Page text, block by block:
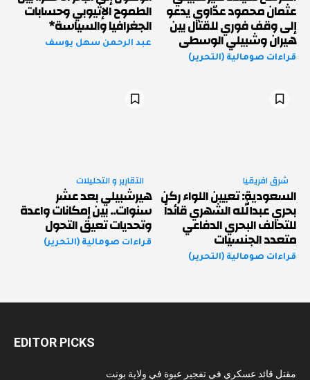
عثمان محمود عدّاوي يدعو
إلى وقف فوري للقتال بين
هيران وشبيلي الوسطى
قراءات صومالية (التحرير)
الطموح الإثيوبي وحسابات
الجغرافيا والسياسة*
عبد الرحمن سهل يوسف
شرق افريقيا
السعودية: تعيين اللواء ركن
بحري عبدالله الشهري قائداً
للتحالف البحري الدفاعي
متعدد الجنسيات
قراءات صومالية (التحرير)
التقارير و التحليلات
هيرشبيلي بعد عشر
سنوات.. بين إمكانات واعدة
وتحديات تعيق التحول
قراءات صومالية (التحرير)
EDITOR PICKS
مقتل قائد عسكري في تفجير عبوة في ولاية بونت